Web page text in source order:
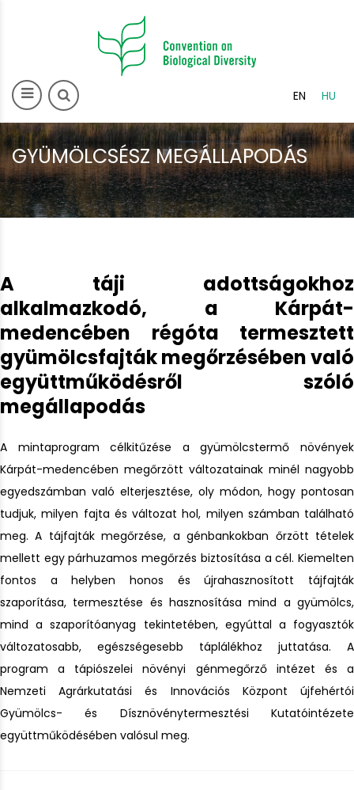
EN HU
GYÜMÖLCSÉSZ MEGÁLLAPODÁS
A táji adottságokhoz
alkalmazkodó, a Kárpát-
medencében régóta termesztett
gyümölcsfajták megőrzésében való
együttműködésről szóló
megállapodás
A mintaprogram célkitűzése a gyümölcstermő növények
Kárpát-medencében megőrzött változatainak minél nagyobb
egyedszámban való elterjesztése, oly módon, hogy pontosan
tudjuk, milyen fajta és változat hol, milyen számban található
meg. A tájfajták megőrzése, a génbankokban őrzött tételek
mellett egy párhuzamos megőrzés biztosítása a cél. Kiemelten
fontos a helyben honos és újrahasznosított tájfajták
szaporítása, termesztése és hasznosítása mind a gyümölcs,
mind a szaporítóanyag tekintetében, egyúttal a fogyasztók
változatosabb, egészségesebb táplálékhoz juttatása. A
program a tápiószelei növényi génmegőrző intézet és a
Nemzeti Agrárkutatási és Innovációs Központ újfehértói
Gyümölcs- és Dísznövénytermesztési Kutatóintézete
együttműködésében valósul meg.